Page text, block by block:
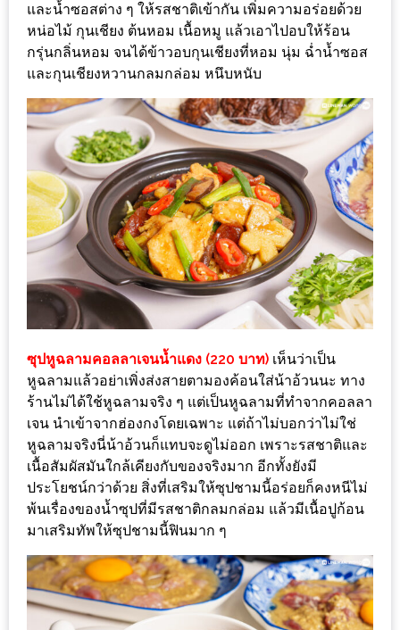
ความ
เป็น
ประกาศ
ผล
ผู้
โชค
ดี
กับ
น้า
อ้วน
ครั้ง
ที่
1
พา
เพื่อน
มา
ม่วน
กั๋น
บน
INSTAGRAM
รวม
และน้ำซอสต่าง ๆ ให้รสชาติเข้ากัน เพิ่มความอร่อยด้วย
หน่อไม้ กุนเชียง ต้นหอม เนื้อหมู แล้วเอาไปอบให้ร้อน
กรุ่นกลิ่นหอม จนได้ข้าวอบกุนเชียงที่หอม นุ่ม ฉ่ำน้ำซอส
และกุนเชียงหวานกลมกล่อม หนึบหนับ
ซุปหูฉลามคอลลาเจนน้ำแดง (220 บาท) เห็นว่าเป็น
หูฉลามแล้วอย่าเพิ่งส่งสายตามองค้อนใส่น้าอ้วนนะ ทาง
ร้านไม่ได้ใช้หูฉลามจริง ๆ แต่เป็นหูฉลามที่ทำจากคอลลา
เจน นำเข้าจากฮ่องกงโดยเฉพาะ แต่ถ้าไม่บอกว่าไม่ใช่
หูฉลามจริงนี่น้าอ้วนก็แทบจะดูไม่ออก เพราะรสชาติและ
เนื้อสัมผัสมันใกล้เคียงกับของจริงมาก อีกทั้งยังมี
ประโยชน์กว่าด้วย สิ่งที่เสริมให้ซุปชามนี้อร่อยก็คงหนีไม่
พ้นเรื่องของน้ำซุปที่มีรสชาติกลมกล่อม แล้วมีเนื้อปูก้อน
มาเสริมทัพให้ซุปชามนี้ฟินมาก ๆ